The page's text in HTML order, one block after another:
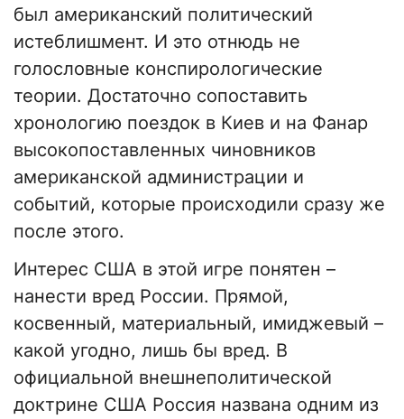
был американский политический
истеблишмент. И это отнюдь не
голословные конспирологические
теории. Достаточно сопоставить
хронологию поездок в Киев и на Фанар
высокопоставленных чиновников
американской администрации и
событий, которые происходили сразу же
после этого.
Интерес США в этой игре понятен –
нанести вред России. Прямой,
косвенный, материальный, имиджевый –
какой угодно, лишь бы вред. В
официальной внешнеполитической
доктрине США Россия названа одним из